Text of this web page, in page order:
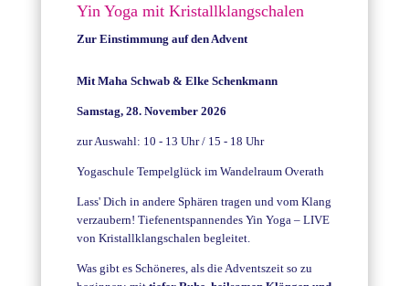
Yin Yoga mit Kristallklangschalen
Zur Einstimmung auf den Advent
Mit Maha Schwab & Elke Schenkmann
Samstag, 28. November 2026
zur Auswahl: 10 - 13 Uhr / 15 - 18 Uhr
Yogaschule Tempelglück im Wandelraum Overath
Lass' Dich in andere Sphären tragen und vom Klang
verzaubern! Tiefenentspannendes Yin Yoga – LIVE
von Kristallklangschalen begleitet.
Was gibt es Schöneres, als die Adventszeit so zu